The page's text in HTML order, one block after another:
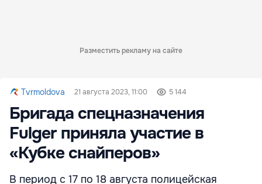
Разместить рекламу на сайте
Tvrmoldova 21 августа 2023, 11:00 5 144
Бригада спецназначения
Fulger приняла участие в
«Кубке снайперов»
В период с 17 по 18 августа полицейская